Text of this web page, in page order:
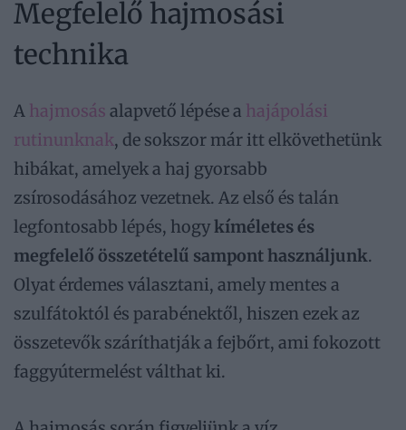
Megfelelő hajmosási
technika
A hajmosás alapvető lépése a hajápolási
rutinunknak, de sokszor már itt elkövethetünk
hibákat, amelyek a haj gyorsabb
zsírosodásához vezetnek. Az első és talán
legfontosabb lépés, hogykíméletes és
megfelelő összetételű sampont használjunk.
Olyat érdemes választani, amely mentes a
szulfátoktól és parabénektől, hiszen ezek az
összetevők száríthatják a fejbőrt, ami fokozott
faggyútermelést válthat ki.